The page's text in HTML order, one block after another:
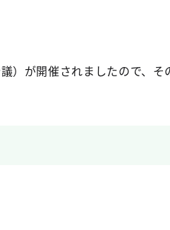
が開催されましたので、そ